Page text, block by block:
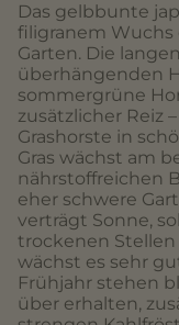
Das gelbbunte
filigranem
Garten. Die
überhängenden
sommergrüne
zusätzlicher Reiz
Grashorste in
Gras wächst am
nährstoffreichen
eher schwere
verträgt Sonne,
trockenen
wächst es sehr
Frühjahr stehen
über erhalten,